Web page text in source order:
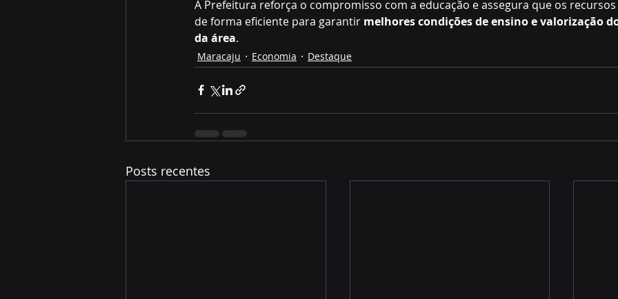
A Prefeitura reforça o compromisso com a educação e assegura que os
de forma eficiente para garantir melhores condições de ensino e valorização
da área.
Maracaju Economia Destaque
Posts recentes